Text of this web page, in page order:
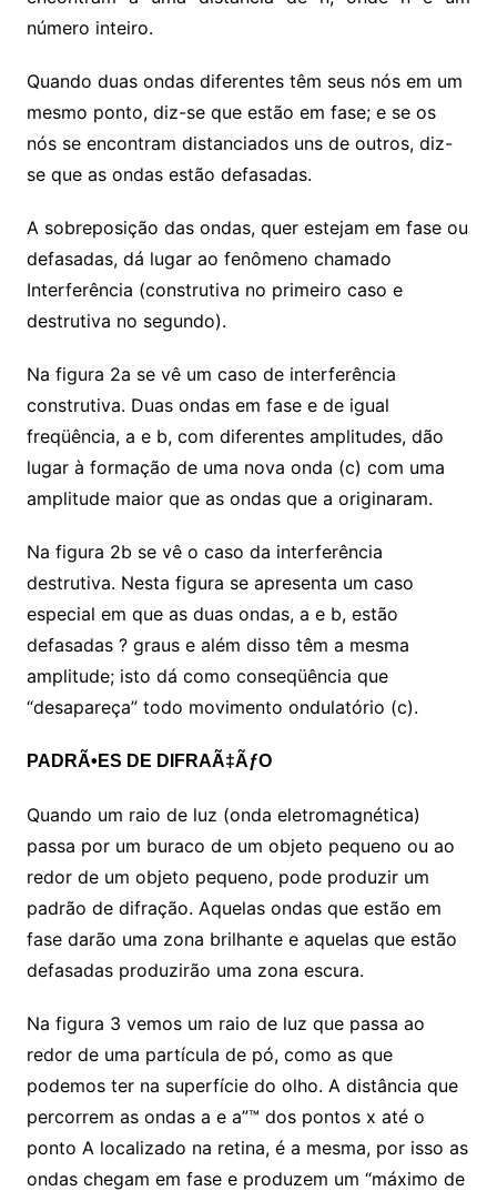
número inteiro.
Quando duas ondas diferentes têm seus nós em um
mesmo ponto, diz-se que estão em fase; e se os
nós se encontram distanciados uns de outros, diz-
se que as ondas estão defasadas.
A sobreposição das ondas, quer estejam em fase ou
defasadas, dá lugar ao fenômeno chamado
Interferência (construtiva no primeiro caso e
destrutiva no segundo).
Na figura 2a se vê um caso de interferência
construtiva. Duas ondas em fase e de igual
freqüência, a e b, com diferentes amplitudes, dão
lugar à formação de uma nova onda (c) com uma
amplitude maior que as ondas que a originaram.
Na figura 2b se vê o caso da interferência
destrutiva. Nesta figura se apresenta um caso
especial em que as duas ondas, a e b, estão
defasadas ? graus e além disso têm a mesma
amplitude; isto dá como conseqüência que
“desapareça” todo movimento ondulatório (c).
PADRÃ•ES DE DIFRAÃ‡ÃƒO
Quando um raio de luz (onda eletromagnética)
passa por um buraco de um objeto pequeno ou ao
redor de um objeto pequeno, pode produzir um
padrão de difração. Aquelas ondas que estão em
fase darão uma zona brilhante e aquelas que estão
defasadas produzirão uma zona escura.
Na figura 3 vemos um raio de luz que passa ao
redor de uma partícula de pó, como as que
podemos ter na superfície do olho. A distância que
percorrem as ondas a e a”™ dos pontos x até o
ponto A localizado na retina, é a mesma, por isso as
ondas chegam em fase e produzem um “máximo de